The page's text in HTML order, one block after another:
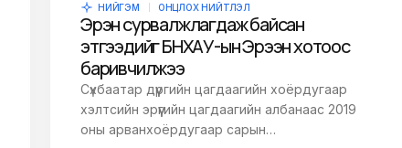
НИЙГЭМ ОНЦЛОХ НИЙТЛЭЛ
Эрэн сурвалжлагдаж байсан
этгээдийг БНХАУ-ын Эрээн хотоос
баривчилжээ
Сүхбаатар дүүргийн цагдаагийн хоёрдугаар
хэлтсийн эрүүгийн цагдаагийн албанаас 2019
оны арванхоёрдугаар сарын…